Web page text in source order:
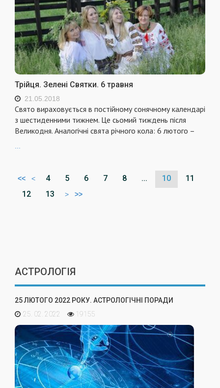
Трійця. Зелені Святки. 6 травня
21.05.2018
Свято вираховується в постійному сонячному календарі
з шестиденними тижнем. Це сьомий тиждень після
Великодня. Аналогічні свята річного кола: 6 лютого –
<< < 4 5 6 7 8 ... 10
11
12
13 > >>
АСТРОЛОГІЯ
25 ЛЮТОГО 2022 РОКУ. АСТРОЛОГІЧНІ ПОРАДИ
25. 02. 2022
19155